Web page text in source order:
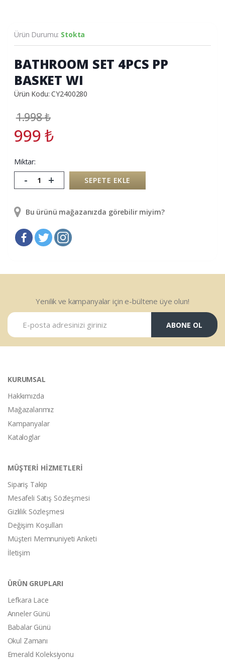
Ürün Durumu: Stokta
BATHROOM SET 4PCS PP
BASKET WI
Ürün Kodu: CY2400280
1.998₺
999₺
Miktar:
- + SEPETE EKLE
Bu ürünü mağazanızda görebilir miyim?
Yenilik ve kampanyalar için e-bültene üye olun!
ABONE OL
KURUMSAL
Hakkımızda
Mağazalarımız
Kampanyalar
Kataloglar
MÜŞTERİ HİZMETLERİ
Sipariş Takip
Mesafeli Satış Sözleşmesi
Gizlilik Sözleşmesi
Değişim Koşulları
Müşteri Memnuniyeti Anketi
İletişim
ÜRÜN GRUPLARI
Lefkara Lace
Anneler Günü
Babalar Günü
Okul Zamanı
Emerald Koleksiyonu